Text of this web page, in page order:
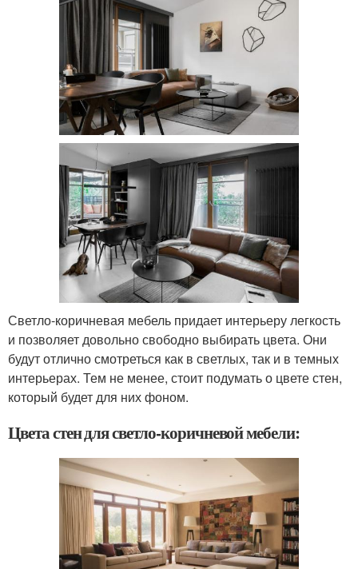
Светло-коричневая мебель придает интерьеру легкость
и позволяет довольно свободно выбирать цвета. Они
будут отлично смотреться как в светлых, так и в темных
интерьерах. Тем не менее, стоит подумать о цвете стен,
который будет для них фоном.
Цвета стен для светло-коричневой мебели: